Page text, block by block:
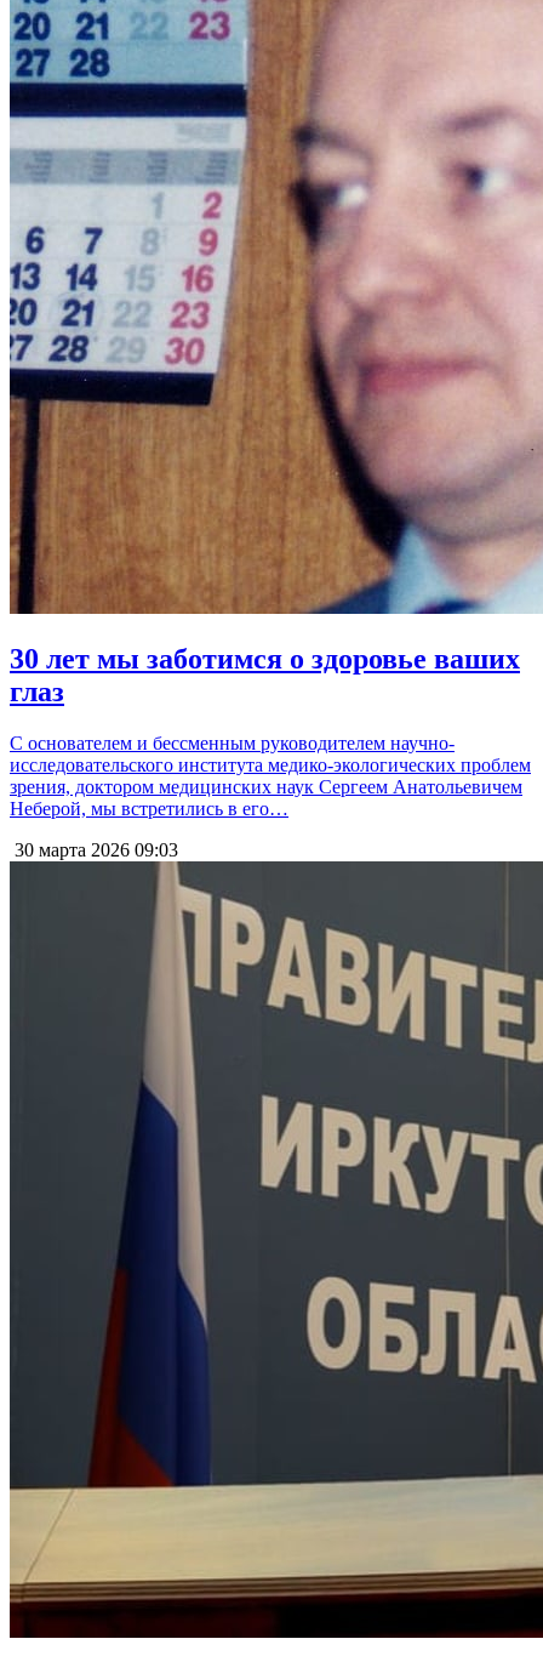
30 лет мы заботимся о здоровье ваших
глаз
С основателем и бессменным руководителем научно-
исследовательского института медико-экологических проблем
зрения, доктором медицинских наук Сергеем Анатольевичем
Неберой, мы встретились в его…
30 марта 2026 09:03